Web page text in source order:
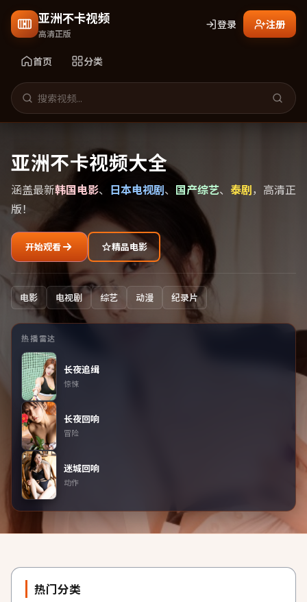
亚洲不卡视频
高清正版
首页 分类
登录 注册
亚洲不卡视频大全
涵盖最新韩国电影、 日本电视剧、 国产综艺、 泰剧，高清正
版！
开始观看 精品电影
电影 电视剧 综艺 动漫 纪录片
热播雷达
长夜追缉
惊悚
长夜回响
冒险
迷城回响
动作
热门分类